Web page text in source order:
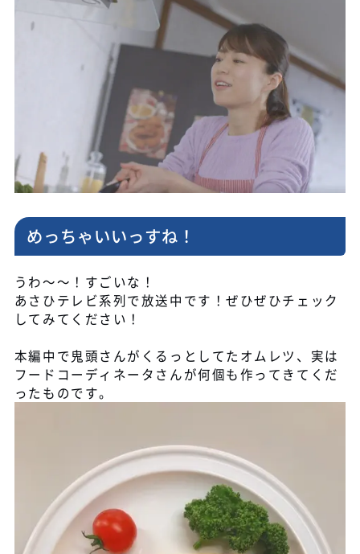
めっちゃいいっすね！
うわ～～！すごいな！
あさひテレビ系列で放送中です！ぜひぜひチェック
してみてください！
本編中で鬼頭さんがくるっとしてたオムレツ、実は
フードコーディネータさんが何個も作ってきてくだ
ったものです。